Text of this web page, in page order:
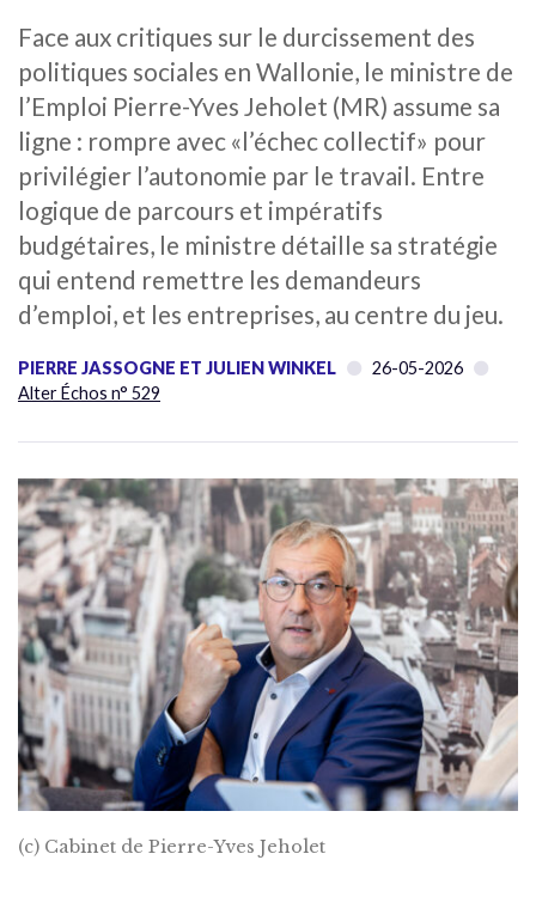
Face aux critiques sur le durcissement des
politiques sociales en Wallonie, le ministre de
l’Emploi Pierre-Yves Jeholet (MR) assume sa
ligne : rompre avec «l’échec collectif» pour
privilégier l’autonomie par le travail. Entre
logique de parcours et impératifs
budgétaires, le ministre détaille sa stratégie
qui entend remettre les demandeurs
d’emploi, et les entreprises, au centre du jeu.
PIERRE JASSOGNE ET JULIEN WINKEL
26-05-2026
Alter Échos n° 529
(c) Cabinet de Pierre-Yves Jeholet